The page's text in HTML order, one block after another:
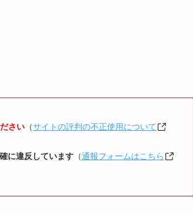
さい（サイトの評判の不正使用について
に違反しています（通報フォームはこちら